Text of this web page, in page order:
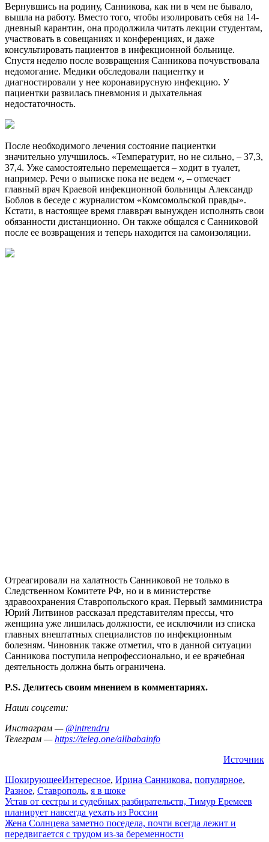
Вернувшись на родину, Санникова, как ни в чем не бывало,
вышла на работу. Вместо того, чтобы изолировать себя на 14-
дневный карантин, она продолжила читать лекции студентам,
участвовать в совещаниях и конференциях, и даже
консультировать пациентов в инфекционной больнице.
Спустя неделю после возвращения Санникова почувствовала
недомогание. Медики обследовали пациентку и
диагностировали у нее коронавирусную инфекцию. У
пациентки развилась пневмония и дыхательная
недостаточность.
После необходимого лечения состояние пациентки
значительно улучшилось. «Температурит, но не сильно, – 37,3,
37,4. Уже самостоятельно перемещается – ходит в туалет,
например. Речи о выписке пока не ведем «, – отмечает
главный врач Краевой инфекционной больницы Александр
Боблов в беседе с журналистом «Комсомольской правды».
Кстати, в настоящее время главврач вынужден исполнять свои
обязанности дистанционно. Он также общался с Санниковой
после ее возвращения и теперь находится на самоизоляции.
Отреагировали на халатность Санниковой не только в
Следственном Комитете РФ, но и в министерстве
здравоохранения Ставропольского края. Первый замминистра
Юрий Литвинов рассказал представителям прессы, что
женщина уже лишилась должности, ее исключили из списка
главных внештатных специалистов по инфекционным
болезням. Чиновник также отметил, что в данной ситуации
Санникова поступила непрофессионально, и ее врачебная
деятельность должна быть ограничена.
P.S. Делитесь своим мнением в комментариях.
Наши соцсети:
Инстаграм — @intrendru
Телеграм —https://teleg.one/alibabainfo
Источник
ШокирующееИнтересное, Ирина Санникова, популярное,
Разное, Ставрополь, я в шоке
Навигация
по
записям
Устав от сестры и судебных разбирательств, Тимур Еремеев
планирует навсегда уехать из России
Жена Солнцева заметно поседела, почти всегда лежит и
передвигается с трудом из-за беременности